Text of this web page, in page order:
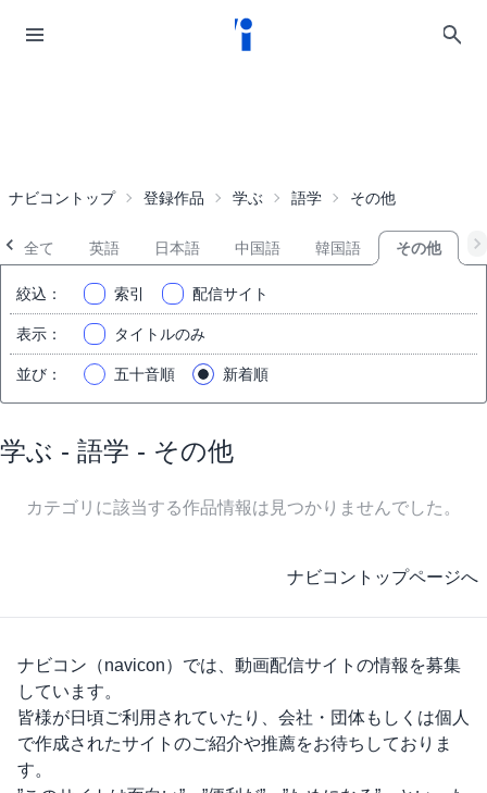
ナビコントップ 登録作品 学ぶ 語学 その他
全て 英語 日本語 中国語 韓国語 その他
絞込 ： 索引 配信サイト
表示 ： タイトルのみ
並び ： 五十音順 新着順
学ぶ - 語学 - その他
カテゴリに該当する作品情報は見つかりませんでした。
ナビコントップページへ
ナビコン（navicon） では、動画配信サイトの情報を募集
しています。
皆様が日頃ご利用されていたり、会社・団体もしくは個人
で作成されたサイトのご紹介や推薦をお待ちしておりま
す。